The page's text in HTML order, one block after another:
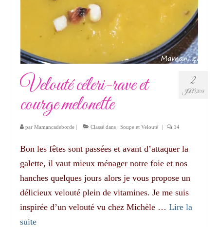
2
JAN 2018
Velouté céleri-rave et
courge melonette
par Mamancadeborde | Classé dans : Soupe et Velouté | 14
Bon les fêtes sont passées et avant d’attaquer la
galette, il vaut mieux ménager notre foie et nos
hanches quelques jours alors je vous propose un
délicieux velouté plein de vitamines. Je me suis
inspirée d’un velouté vu chez Michèle … Lire la
suite­­